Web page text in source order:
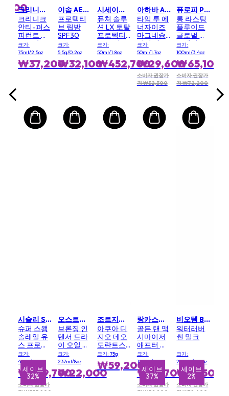
크리니크 CLINIQUE
크리니크
안티-퍼스
피런트 데
오도란트
롤온 75ml
크기:
75ml/2.5oz
₩37,200
세이브
32%
시슬리 SISLEY
슈퍼 스왱
솔레일 유
스 프로텍
터 포 페이
스 SPF50+
크기:
40ml/1.4oz
₩229,700
소비자 권장가
격 ₩337,800
이솝 AESOP
프로텍티
브 립밤
SPF30
크기:
5.5g/0.2oz
₩32,100
오스트레일리안 골드 AUSTRALIAN GOLD
브론징 인
텐서 드라
이 오일 스
프레이
크기:
237ml/8oz
₩22,000
시세이도 SHISEIDO
퓨처 솔루
션 LX 토탈
프로텍티
브 크림
SPF 20
크기:
50ml/1.8oz
₩452,700
조르지오아르마니 GIORGIO ARMANI
아쿠아 디
지오 데오
도란트스
틱
크기: 75g
₩59,200세이브
8%
아하바 AHAVA
타임 투 에
너자이즈
마그네슘
리치 데오
도란트
크기:
50ml/1.7oz
₩29,600
소비자 권장가
격 ₩32,300
세이브
37%
랑카스터 LANCASTER
골든 탠 맥
시마이저
애프터 썬
오일
크기:
150ml/5oz
₩50,700
소비자 권장가
격 ₩79,900
세이브
10%
퓨로피 PUROPHI
롱 라스팅
플루이드
글로벌 프
로텍션
크기:
100ml/3.4oz
₩65,100
소비자 권장가
격 ₩72,200
세이브
2%
비오템 BIOTHERM
워터러버
썬 밀크
크기:
200ml/6.76oz
₩57,500
소비자 권장가
격 ₩58,400